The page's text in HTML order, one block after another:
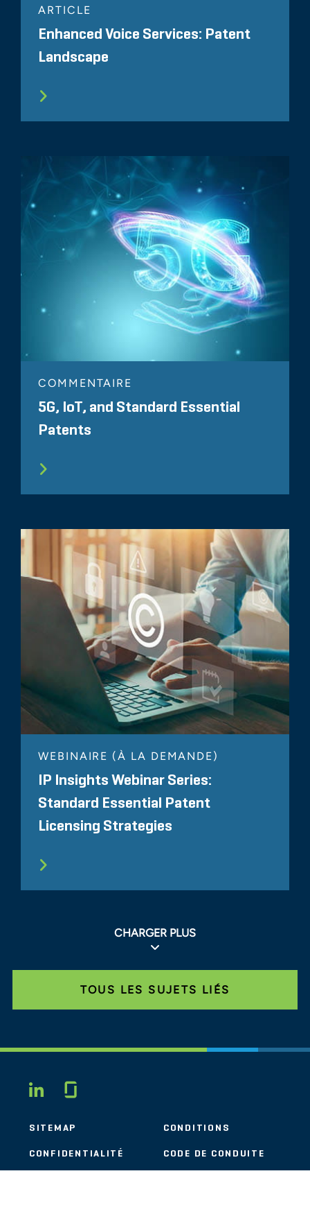
ARTICLE
Enhanced Voice Services: Patent
Landscape
COMMENTAIRE
5G, IoT, and Standard Essential
Patents
WEBINAIRE (À LA DEMANDE)
IP Insights Webinar Series:
Standard Essential Patent
Licensing Strategies
CHARGER PLUS
TOUS LES SUJETS LIÉS
LINKEDIN
SITEMAP CONDITIONS
CONFIDENTIALITÉ CODE DE CONDUITE